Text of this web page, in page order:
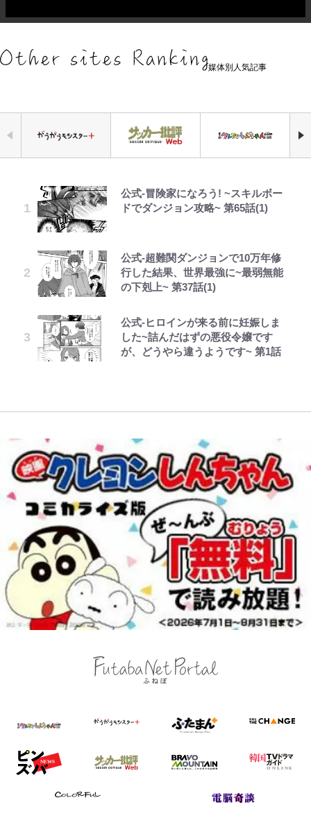
媒体別人気記事
公式-冒険家になろう! ~スキルボー
ドでダンジョン攻略~ 第65話(1)
公式-超難関ダンジョンで10万年修
行した結果、世界最強に~最弱無能
の下剋上~ 第37話(1)
公式-ヒロインが来る前に妊娠しま
した~詰んだはずの悪役令嬢です
が、どうやら違うようです~ 第1話
｢守り方かっこよすぎ｣上田綺世が
妻の“ワンオペ騒動”に家族写真で
長友夫妻も続々エール！
｢めーっちゃオシャじゃん｣中田英
いい｣｢好きなデザイン｣｢今年は2nd
買おうかな｣
えびめしの流儀
でっかい男になりたいゾ
浅草は日本の心だゾ
錦織一清の写真集はなぜ私服なの
か…高級ブランドをやめ等身大の自
藤原紀香が23年間続けるボランテ
ィア活動の原動力は…「偽善者だ」
錦織一清が語る還暦からの新たな挑
戦…少年隊の分岐点と60代で挑む
千葉雄大、ほっそりイケメン近影に
「顔パンパンだったのに」反響 視
GLAY・TERU＆PUFFY大貫亜美
の“共演”ショットに「夫婦で写っ
てるの尊い」 長女はもう23歳
第2子妊娠のてんちむ「私ってミル
タンク？」「デカすぎて...」“豊胸
事情”と“体重10kg増”も「こんな可
荒々しい「火山帯」の一端にいるこ
とを体感！ 登頂約10分でも大迫力
ポ【福島県福島市】
青く美しい「幸せのブルービー」の
る「季節の虫」の探し方 vol.21】
【キャンプ自己啓発】増えすぎたギ
「自分の絵ごと、このジャンルはそ
ろそろ終わりかな」江口寿史が炎上
「カルチャーは引用の歴史である」
江口寿史と樋口毅宏、“引用と継
承”をめぐる対話
1万円超えも「納得のクオリティ」
『この素晴らしい世界に祝福を！』
10万針以上の密度で再現された“め
空の轍と大地の雲と 第1回
第3回 出版までの道のり・その2
レビュー『仮面家族』悠木シュン・
著